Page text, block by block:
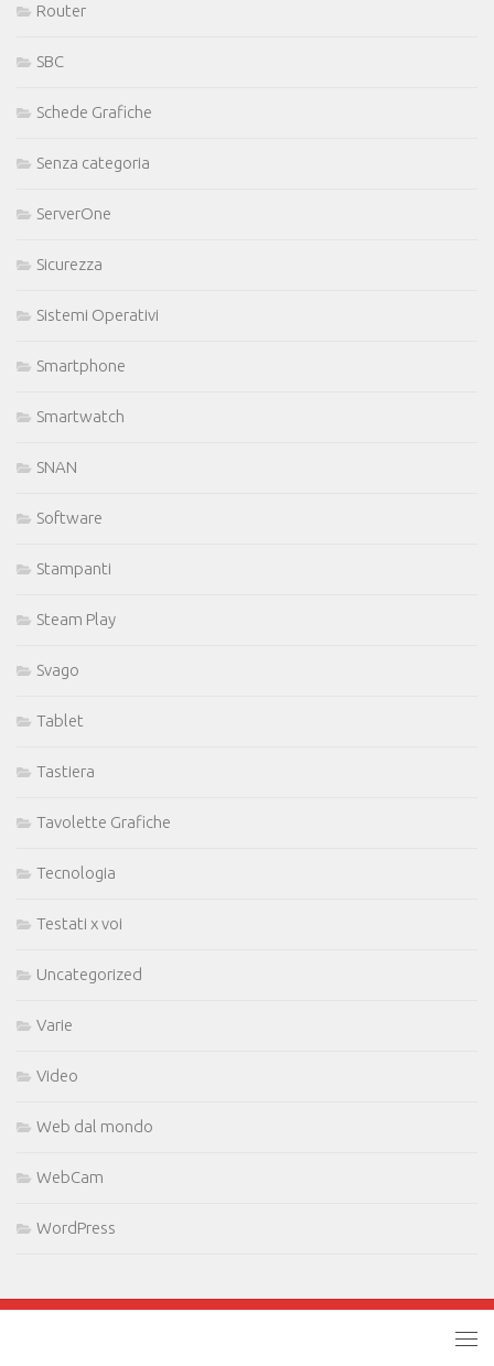
Router
SBC
Schede Grafiche
Senza categoria
ServerOne
Sicurezza
Sistemi Operativi
Smartphone
Smartwatch
SNAN
Software
Stampanti
Steam Play
Svago
Tablet
Tastiera
Tavolette Grafiche
Tecnologia
Testati x voi
Uncategorized
Varie
Video
Web dal mondo
WebCam
WordPress